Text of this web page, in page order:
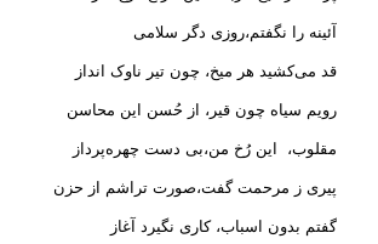
آئینه را نگفتم،روزی دگر سلامی
قد می‌کشید هر میخ، چون تیر ناوک انداز
رویم سیاه چون قیر، از حُسن این محاسن
مقلوب، این رُخ من،بی دست چهره‌پرداز
پیری ز مرحمت گفت،صورت تراشم از حزن
گفتم بدون اسباب، کاری نگیرد آغاز